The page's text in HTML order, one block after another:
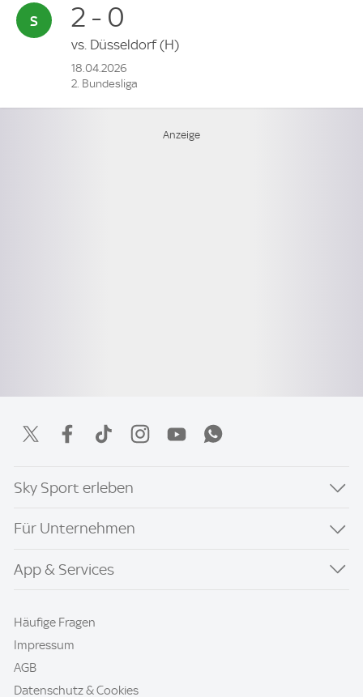
2 - 0
vs. Düsseldorf(H)
18.04.2026
2. Bundesliga
Sky Sport erleben
Für Unternehmen
App & Services
Häufige Fragen
Impressum
AGB
Datenschutz & Cookies